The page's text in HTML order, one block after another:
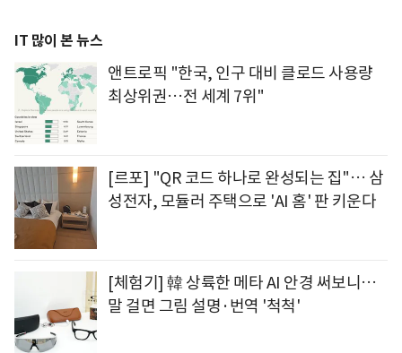
IT 많이 본 뉴스
앤트로픽 "한국, 인구 대비 클로드 사용량
최상위권…전 세계 7위"
[르포] "QR 코드 하나로 완성되는 집"… 삼
성전자, 모듈러 주택으로 'AI 홈' 판 키운다
[체험기] 韓 상륙한 메타 AI 안경 써보니…
말 걸면 그림 설명·번역 '척척'